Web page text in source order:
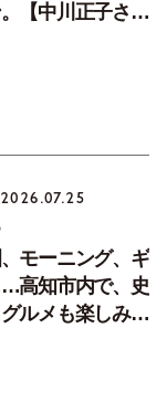
【中川正子さん
2026.07.25
モーニング、ギ
高知市内で、史
ルメも楽しみ尽